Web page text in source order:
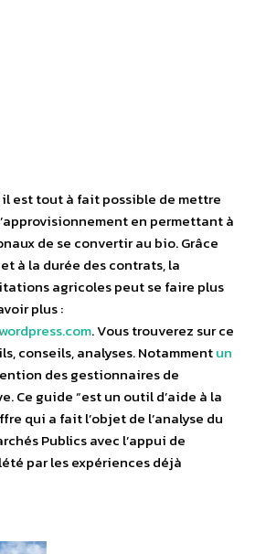
est tout à fait possible de mettre
en permettant à
de se convertir au bio. Grâce
à la durée des contrats, la
agricoles peut se faire plus
plus :
. Vous trouverez sur ce
conseils, analyses. Notammentun
des gestionnaires de
Ce guide “est un outil d’aide à la
qui a fait l’objet de l’analyse du
Publics avec l’appui de
par les expériences déjà